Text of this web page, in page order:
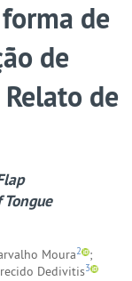
de
de
de
Moura2
;
Dedivitis3